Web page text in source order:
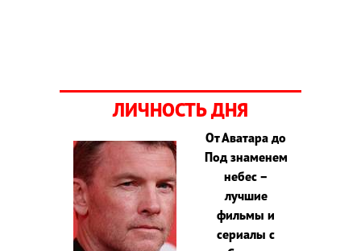
ЛИЧНОСТЬ ДНЯ
От Аватара до
Под знаменем
небес –
лучшие
фильмы и
сериалы с